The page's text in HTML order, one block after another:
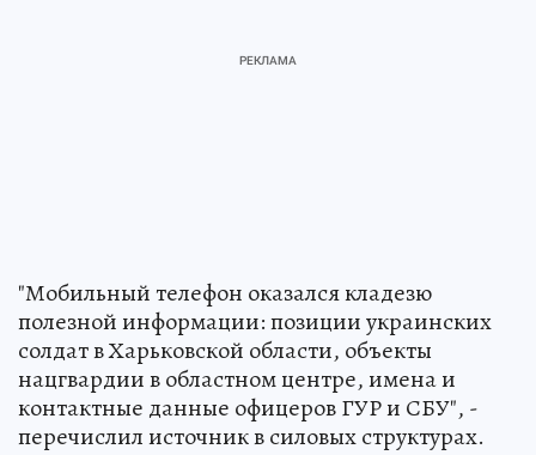
"Мобильный телефон оказался кладезю
полезной информации: позиции украинских
солдат в Харьковской области, объекты
нацгвардии в областном центре, имена и
контактные данные офицеров ГУР и СБУ", -
перечислил источник в силовых структурах.